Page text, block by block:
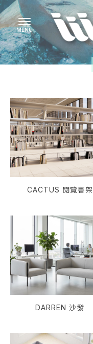
CACTUS 閱覽書架
DARREN 沙發